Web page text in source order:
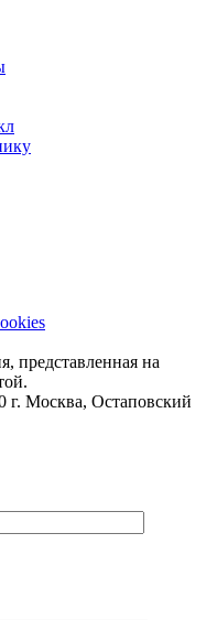
представленная на
г. Москва, Остаповский